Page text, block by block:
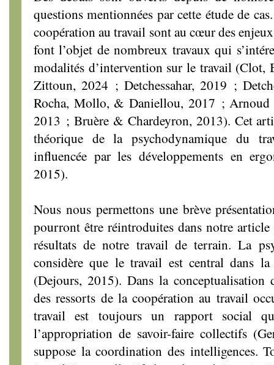
questions mentionnées par cette étude de
coopération au travail sont au cœur des
font l’objet de nombreux travaux qui
modalités d’intervention sur le travail (Clot,
Zittoun, 2024 ; Detchessahar, 2019 ;
Rocha, Mollo, & Daniellou, 2017 ;
2013 ; Bruère & Chardeyron, 2013). Cet
théorique de la psychodynamique du
influencée par les développements en
2015).
Nous nous permettons une brève
pourront être réintroduites dans notre
résultats de notre travail de terrain. La
considère que le travail est central dans
(Dejours, 2015). Dans la conceptualisation
des ressorts de la coopération au travail
travail est toujours un rapport social
l’appropriation de savoir-faire collectifs
suppose la coordination des intelligences.